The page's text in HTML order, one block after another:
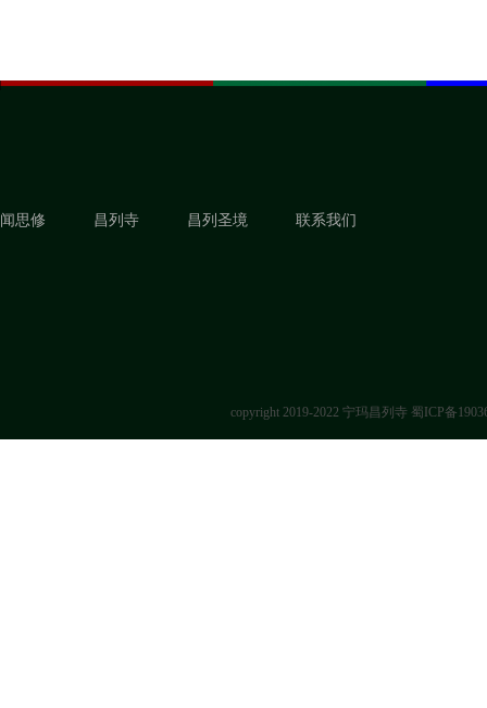
闻思修 昌列寺 昌列圣境 联系我们
copyright 2019-2022 宁玛昌列寺 蜀ICP备